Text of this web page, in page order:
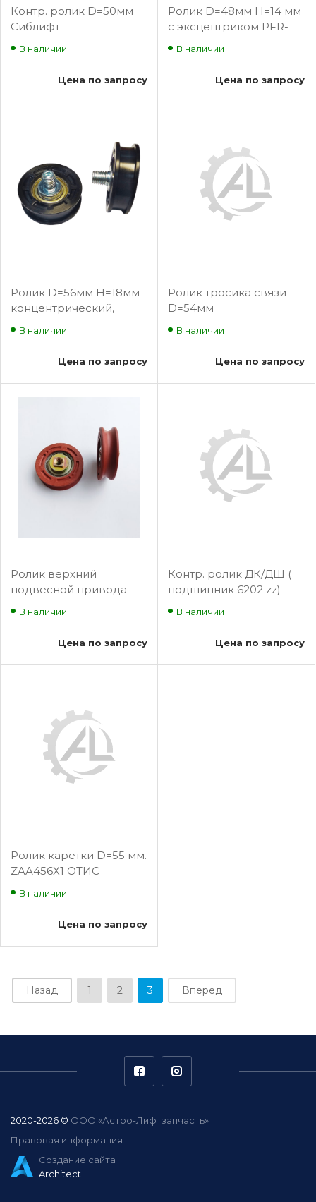
Контр. ролик D=50мм
Сиблифт
В наличии
Цена по запросу
Ролик D=48мм Н=14 мм
с эксцентриком PFR-
В наличии
Цена по запросу
Ролик D=56мм Н=18мм
концентрический,
В наличии
Цена по запросу
Ролик тросика связи
D=54мм
В наличии
Цена по запросу
Ролик верхний
подвесной привода
В наличии
Цена по запросу
Контр. ролик ДК/ДШ (
подшипник 6202 zz)
В наличии
Цена по запросу
Ролик каретки D=55 мм.
ZAA456Х1 ОТИС
В наличии
Цена по запросу
Назад 1 2 3 Вперед
2020-2026 © ООО «Астро-Лифтзапчасть»
Правовая информация
Создание сайта
Architect